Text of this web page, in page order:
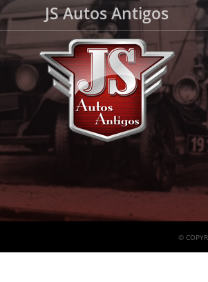
JS Autos Antigos
©